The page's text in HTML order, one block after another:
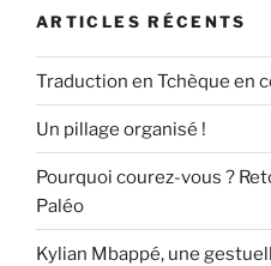
DANS
LE
HAUT
ATLAS »
e
b
o
o
k
o
d
o
n
l
g
er
ARTICLES RÉCENTS
Traduction en Tchèque en
Un pillage organisé !
Pourquoi courez-vous ?
Paléo
Kylian Mbappé, une